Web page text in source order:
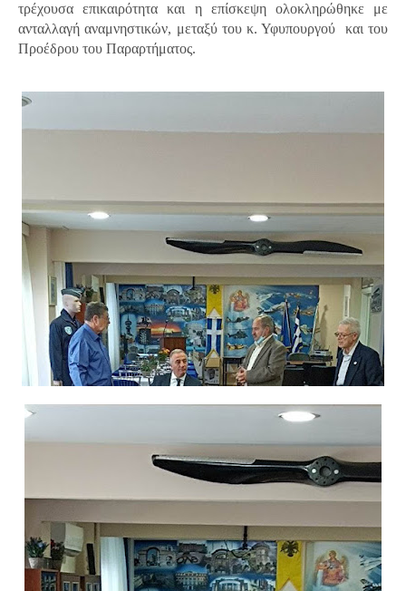
τρέχουσα επικαιρότητα και η επίσκεψη ολοκληρώθηκε με
ανταλλαγή αναμνηστικών, μεταξύ του κ. Υφυπουργού
και του
Προέδρου του Παραρτήματος.